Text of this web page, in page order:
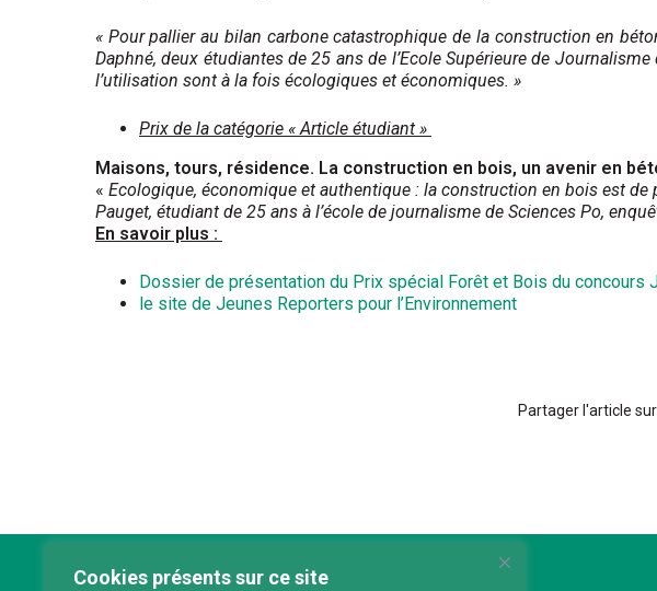
Cookies présents sur ce site
« Pour pallier au bilan carbone catastrophique de la construction en
Daphné, deux étudiantes de 25 ans de l’Ecole Supérieure de
l’utilisation sont à la fois écologiques et économiques. »
Prix de la catégorie « Article étudiant »
Maisons, tours, résidence. La construction en bois, un avenir en
« Ecologique, économique et authentique : la construction en bois est
Pauget, étudiant de 25 ans à l’école de journalisme de Sciences Po,
En savoir plus :
Dossier de présentation du Prix spécial Forêt et Bois du concours
le site de Jeunes Reporters pour l’Environnement
Partager l'article